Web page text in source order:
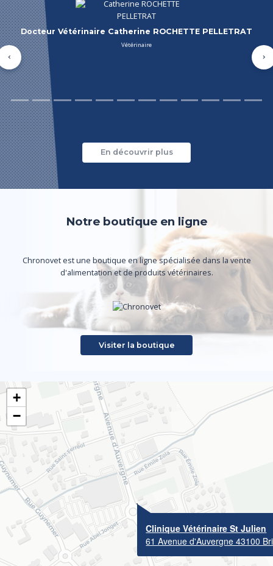
Docteur Vétérinaire Olivier PELLETRAT
Précédent
En découvrir plus
Notre boutique en ligne
Chronovet est une boutique en ligne spécialisée dans la vente
d'alimentation et de produits vétérinaires.
Visiter la boutique
Clinique Vétérinaire St Julien
61 Avenue d'Auvergne 43100
+
−